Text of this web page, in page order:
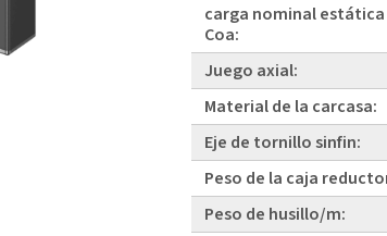
carga nominal estática
Coa:
Juego axial:
Material de la carcasa:
Eje de tornillo sinfin:
Peso de la caja
Peso de husillo/m: